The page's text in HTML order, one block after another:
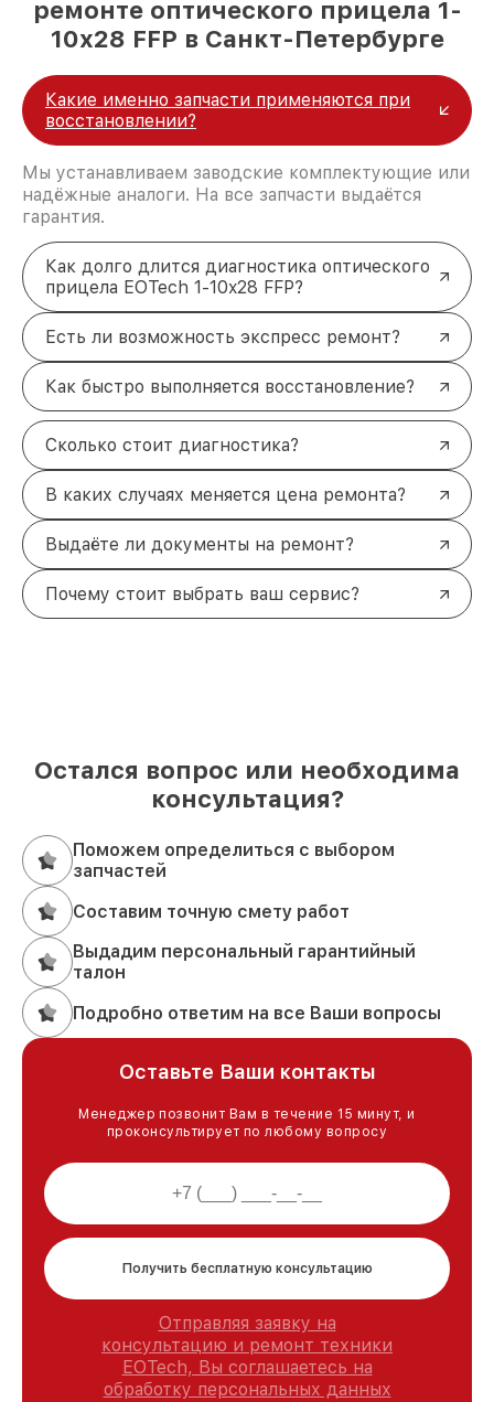
ремонте оптического прицела 1-
10x28 FFP в Санкт-Петербурге
Какие именно запчасти применяются при
восстановлении?
Мы устанавливаем заводские комплектующие или
надёжные аналоги. На все запчасти выдаётся
гарантия.
Как долго длится диагностика оптического
прицела EOTech 1-10x28 FFP?
Есть ли возможность экспресс ремонт?
Как быстро выполняется восстановление?
Сколько стоит диагностика?
В каких случаях меняется цена ремонта?
Выдаёте ли документы на ремонт?
Почему стоит выбрать ваш сервис?
Остался вопрос или необходима
консультация?
Поможем определиться с выбором
запчастей
Составим точную смету работ
Выдадим персональный гарантийный
талон
Подробно ответим на все Ваши вопросы
Оставьте Ваши контакты
Менеджер позвонит Вам в течение 15 минут, и
проконсультирует по любому вопросу
Получить бесплатную консультацию
Отправляя заявку на
консультацию и ремонт техники
EOTech, Вы соглашаетесь на
обработку персональных данных